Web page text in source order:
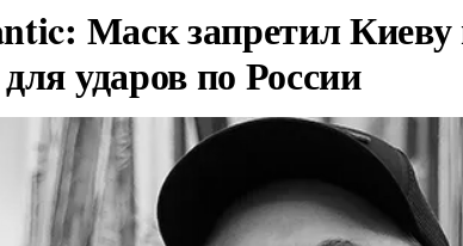
Маск запретил Киеву
ударов по России